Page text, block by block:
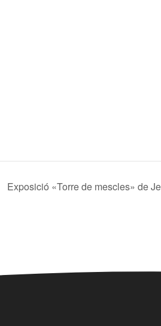
Exposició «Torre de mescles» de